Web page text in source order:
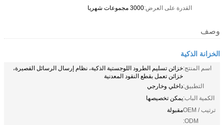
القدرة على العرض:3000 مجموعات شهريا
وصف
الخزانة الذكية
اسم المنتج:خزائن تسليم الطرود اللوجستية الذكية، نظام إرسال الرسائل القصيرة،
خزائن تعمل بقطع النقود المعدنية
التطبيق:داخلي وخارجي
الكمية الباب:يمكن تخصيصها
ترتيب OEM /
ODM:
مقبولة